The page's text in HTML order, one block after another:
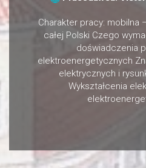
Charakter pracy: mobilna
całej Polski Czego
doświadczenia
elektroenergetycznych
elektrycznych i
Wykształcenia